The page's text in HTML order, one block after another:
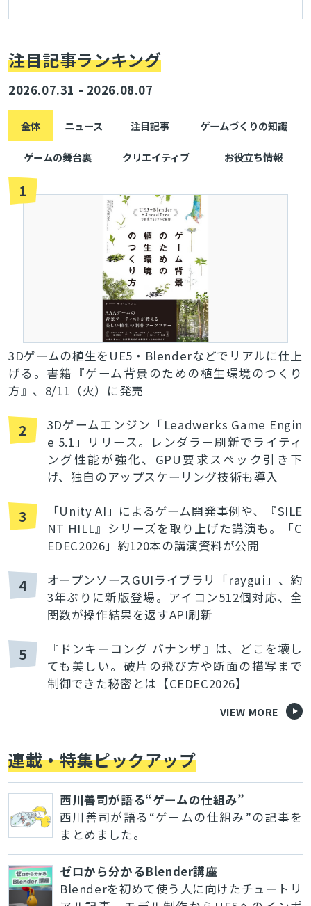
注目記事ランキング
2026.07.31 - 2026.08.07
全体 ニュース 注目記事 ゲームづくりの知識
ゲームの舞台裏 クリエイティブ お役立ち情報
1
3Dゲームの植生をUE5・Blenderなどでリアルに仕上
げる。書籍『ゲーム背景のための植生環境のつくり
方』、8/11（火）に発売
2
3Dゲームエンジン「Leadwerks Game Engin
e 5.1」リリース。レンダラー刷新でライティ
ング性能が強化、GPU要求スペック引き下
げ、独自のアップスケーリング技術も導入
3
「Unity AI」によるゲーム開発事例や、『SILE
NT HILL』シリーズを取り上げた講演も。「C
EDEC2026」約120本の講演資料が公開
4
オープンソースGUIライブラリ「raygui」、約
3年ぶりに新版登場。アイコン512個対応、全
関数が操作結果を返すAPI刷新
5
『ドンキーコング バナンザ』は、どこを壊し
ても美しい。破片の飛び方や断面の描写まで
制御できた秘密とは【CEDEC2026】
VIEW MORE
連載・特集ピックアップ
西川善司が語る“ゲームの仕組み”
西川善司が語る“ゲームの仕組み”の記事を
まとめました。
ゼロから分かるBlender講座
Blenderを初めて使う人に向けたチュートリ